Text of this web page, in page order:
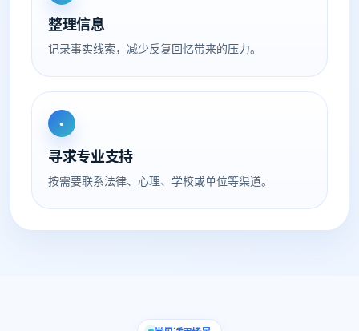
整理信息
记录事实线索，减少反复回忆带来的压力。
•
寻求专业支持
按需要联系法律、心理、学校或单位等渠道。